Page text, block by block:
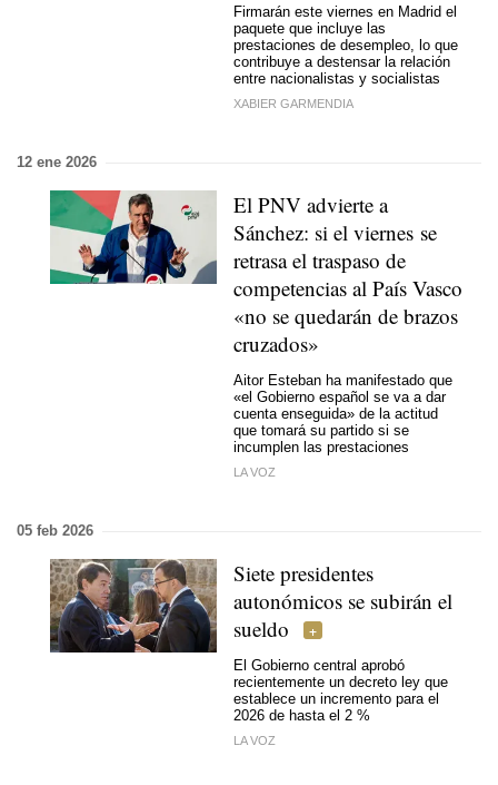
Firmarán este viernes en Madrid el
paquete que incluye las
prestaciones de desempleo, lo que
contribuye a destensar la relación
entre nacionalistas y socialistas
XABIER GARMENDIA
12 ene 2026
El PNV advierte a
Sánchez: si el viernes se
retrasa el traspaso de
competencias al País Vasco
«no se quedarán de brazos
cruzados»
Aitor Esteban ha manifestado que
«el Gobierno español se va a dar
cuenta enseguida» de la actitud
que tomará su partido si se
incumplen las prestaciones
LA VOZ
05 feb 2026
Siete presidentes
autonómicos se subirán el
sueldo
El Gobierno central aprobó
recientemente un decreto ley que
establece un incremento para el
2026 de hasta el 2 %
LA VOZ